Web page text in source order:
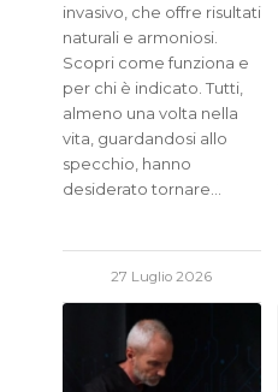
invasivo, che offre risultati
naturali e armoniosi.
Scopri come funziona e
per chi è indicato. Tutti,
almeno una volta nella
vita, guardandosi allo
specchio, hanno
desiderato tornare…
27 Luglio 2026